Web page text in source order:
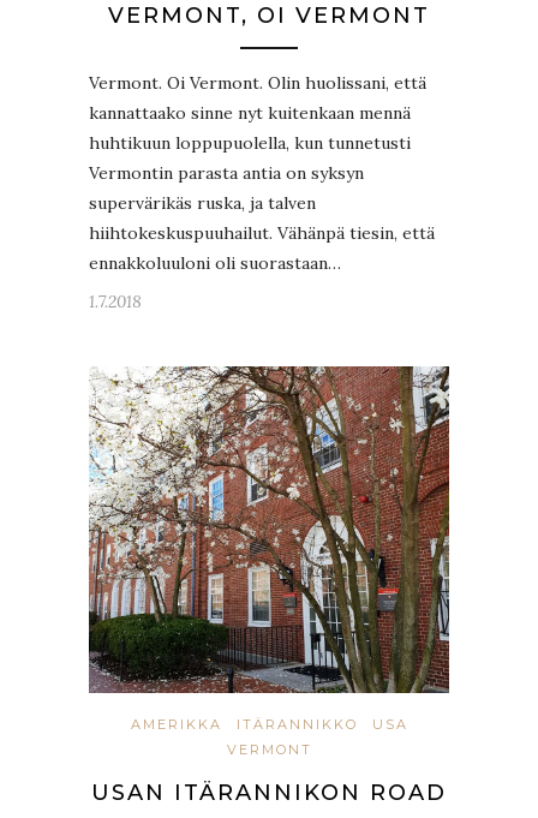
VERMONT, OI VERMONT
Vermont. Oi Vermont. Olin huolissani, että
kannattaako sinne nyt kuitenkaan mennä
huhtikuun loppupuolella, kun tunnetusti
Vermontin parasta antia on syksyn
supervärikäs ruska, ja talven
hiihtokeskuspuuhailut. Vähänpä tiesin, että
ennakkoluuloni oli suorastaan…
1.7.2018
AMERIKKA ITÄRANNIKKO
USA
VERMONT
USAN ITÄRANNIKON ROAD